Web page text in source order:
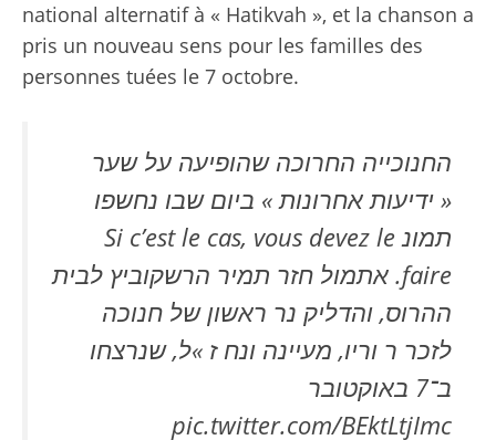
national alternatif à « Hatikvah », et la chanson a
pris un nouveau sens pour les familles des
personnes tuées le 7 octobre.
החנוכייה החרוכה שהופיעה על שער
« ידיעות אחרונות » ביום שבו נחשפו
תמונ Si c’est le cas, vous devez le
faire. אתמול חזר תמיר הרשקוביץ לבית
ההרוס, והדליק נר ראשון של חנוכה
לזכר ר וריו, מעיינה ונח ז »ל, שנרצחו
ב־7 באוקטובר
pic.twitter.com/BEktLtjImc